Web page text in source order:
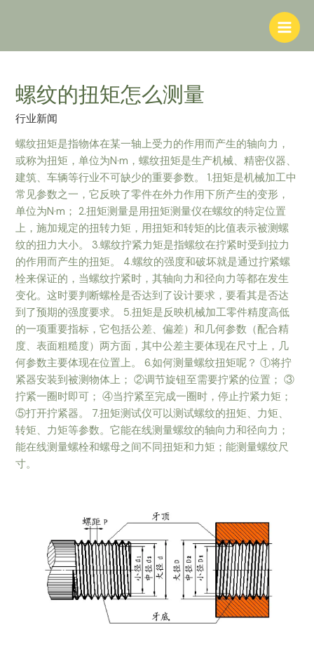
螺纹的扭矩怎么测量
行业新闻
螺纹扭矩是指物体在某一轴上受力的作用而产生的轴向力，
或称为扭矩，单位为N·m，螺纹扭矩是生产机械、精密仪器、
建筑、车辆等行业不可缺少的重要参数。 1.扭矩是机械加工中
常见参数之一，它反映了零件在外力作用下所产生的变形，
单位为N·m； 2.扭矩测量是用扭矩测量仪在螺纹的特定位置
上，施加规定的扭转力矩，用扭矩和转矩的比值表示被测螺
纹的扭力大小。 3.螺纹拧紧力矩是指螺纹在拧紧时受到拉力
的作用而产生的扭矩。 4.螺纹的强度和破坏就是通过拧紧螺
栓来保证的，当螺纹拧紧时，其轴向力和径向力等都在发生
变化。这时要判断螺栓是否达到了设计要求，要看其是否达
到了预期的强度要求。 5.扭矩是反映机械加工零件精度高低
的一项重要指标，它包括公差、偏差）和几何参数（配合精
度、表面粗糙度）两方面，其中公差主要体现在尺寸上，几
何参数主要体现在位置上。 6.如何测量螺纹扭矩呢？ ①将拧
紧器安装到被测物体上； ②调节旋钮至需要拧紧的位置； ③
拧紧一圈时即可； ④当拧紧至完成一圈时，停止拧紧力矩；
⑤打开拧紧器。 7.扭矩测试仪可以测试螺纹的扭矩、力矩、
转矩、力矩等参数。它能在线测量螺纹的轴向力和径向力；
能在线测量螺栓和螺母之间不同扭矩和力矩；能测量螺纹尺
寸。